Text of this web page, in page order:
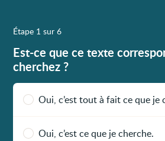
Étape 1 sur 6
Est-ce que ce texte
cherchez ?
Oui, c’est tout à fait ce que je
Oui, c’est ce que je cherche.